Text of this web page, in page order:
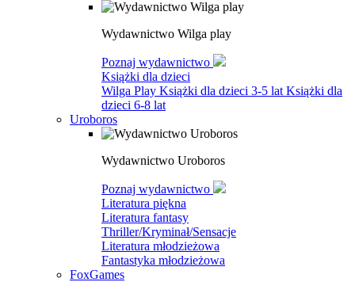
Wydawnictwo Wilga play
Poznaj wydawnictwo
Książki dla dzieci
Wilga Play Książki dla dzieci 3-5 lat Książki dla
dzieci 6-8 lat
Uroboros
Wydawnictwo Uroboros
Poznaj wydawnictwo
Literatura piękna
Literatura fantasy
Thriller/Kryminał/Sensacje
Literatura młodzieżowa
Fantastyka młodzieżowa
FoxGames